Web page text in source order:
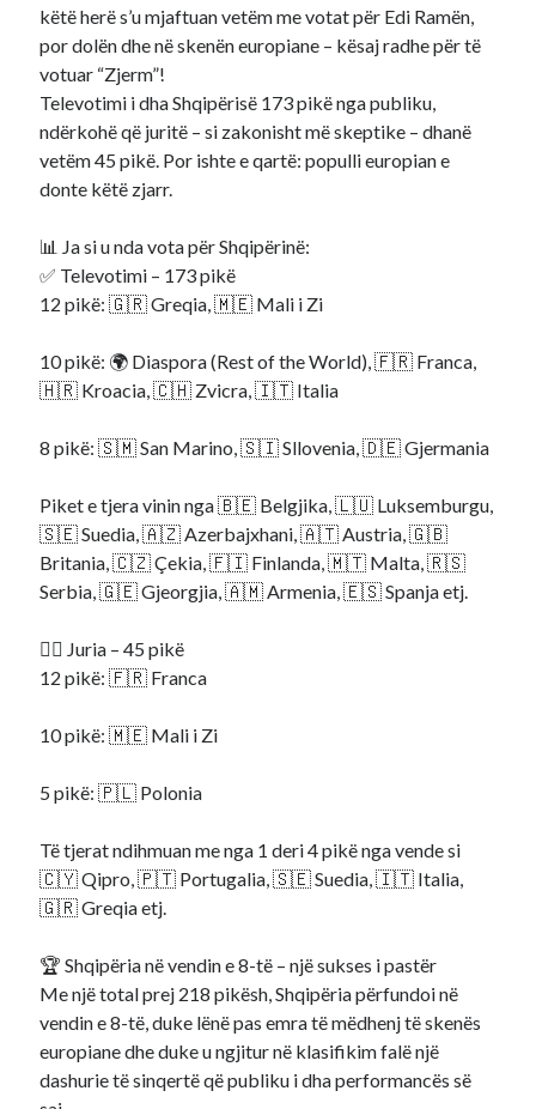
këtë herë s’u mjaftuan vetëm me votat për Edi Ramën,
por dolën dhe në skenën europiane – kësaj radhe për të
votuar “Zjerm”!
Televotimi i dha Shqipërisë 173 pikë nga publiku,
ndërkohë që juritë – si zakonisht më skeptike – dhanë
vetëm 45 pikë. Por ishte e qartë: populli europian e
donte këtë zjarr.
📊 Ja si u nda vota për Shqipërinë:
✅ Televotimi – 173 pikë
12 pikë: 🇬🇷 Greqia, 🇲🇪 Mali i Zi
10 pikë: 🌍 Diaspora (Rest of the World), 🇫🇷 Franca,
🇭🇷 Kroacia, 🇨🇭 Zvicra, 🇮🇹 Italia
8 pikë: 🇸🇲 San Marino, 🇸🇮 Sllovenia, 🇩🇪 Gjermania
Piket e tjera vinin nga 🇧🇪 Belgjika, 🇱🇺 Luksemburgu,
🇸🇪 Suedia, 🇦🇿 Azerbajxhani, 🇦🇹 Austria, 🇬🇧
Britania, 🇨🇿 Çekia, 🇫🇮 Finlanda, 🇲🇹 Malta, 🇷🇸
Serbia, 🇬🇪 Gjeorgjia, 🇦🇲 Armenia, 🇪🇸 Spanja etj.
👩‍⚖️ Juria – 45 pikë
12 pikë: 🇫🇷 Franca
10 pikë: 🇲🇪 Mali i Zi
5 pikë: 🇵🇱 Polonia
Të tjerat ndihmuan me nga 1 deri 4 pikë nga vende si
🇨🇾 Qipro, 🇵🇹 Portugalia, 🇸🇪 Suedia, 🇮🇹 Italia,
🇬🇷 Greqia etj.
🏆 Shqipëria në vendin e 8-të – një sukses i pastër
Me një total prej 218 pikësh, Shqipëria përfundoi në
vendin e 8-të, duke lënë pas emra të mëdhenj të skenës
europiane dhe duke u ngjitur në klasifikim falë një
dashurie të sinqertë që publiku i dha performancës së